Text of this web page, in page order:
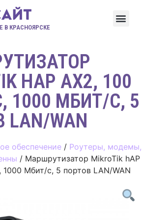
В КРАСНОЯРСКЕ
HAP AX2, 100
1000 МБИТ/С, 5
WAN
обеспечение / Роутеры, модемы,
/ Маршрутизатор MikroTik hAP
Мбит/с, 5 портов LAN/WAN